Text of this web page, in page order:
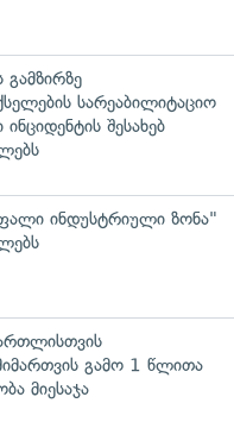
გამზირზე
სარეაბილიტაციო
შესახებ
ინდუსტრიული ზონა"
გამო 1 წლითა
მიესაჯა